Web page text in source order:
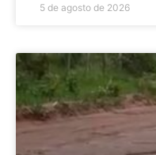
5 de agosto de 2026